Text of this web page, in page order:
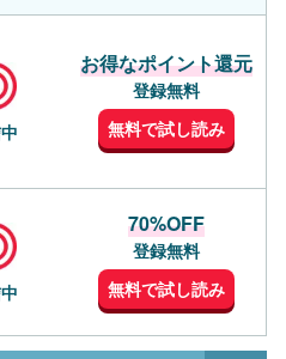
お得なポイント還元
登録無料
無料で試し読み
70%OFF
登録無料
無料で試し読み